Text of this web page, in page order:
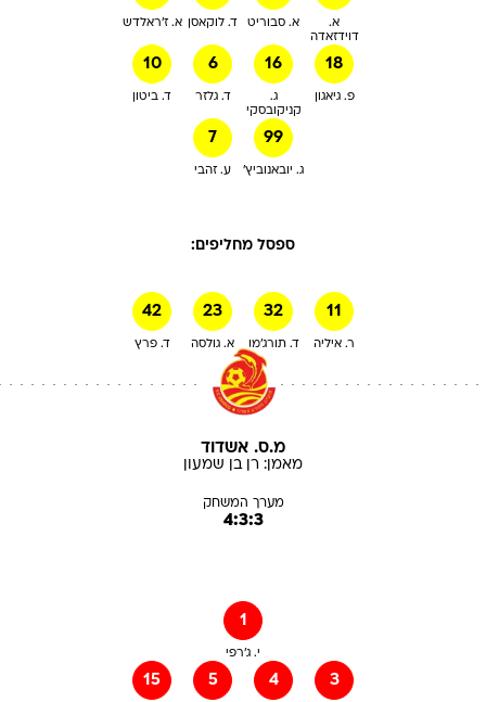
א. ז'ראלדש ד. לוקאסן א. סבוריט
א.
דוידזאדה
10
ד. ביטון
6
ד. גלזר
16
ג.
קניקובסקי
18
פ. גיאגון
7
ע. זהבי
99
ג. יובאנוביץ'
ספסל מחליפים:
42
ד. פרץ
23
א. גולסה
32
ד. תורג'מן
11
ר. איליה
מ.ס. אשדוד
מאמן: רן בן שמעון
מערך המשחק
4:3:3
1
י. ג'רפי
15 5 4 3